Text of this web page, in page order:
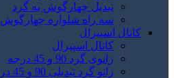
تبدیل چهارگوش به گرد
سه راه شلواره چهارگوش
کانال اسپیرال
کانال اسپیرال
زانوی گرد 90 و 45 درجه
زانو گرد تبدیلی 90 و 45 درجه